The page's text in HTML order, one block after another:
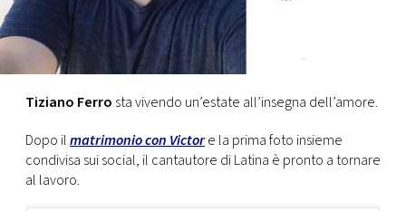
TV
PRINCIPATO
MONACO
RMC
CONSIGLIA
Tiziano Ferro sta vivendo un’estate all’insegna dell’amore.
Dopo ilmatrimonio con Victore la prima foto insieme
condivisa sui social, il cantautore di Latina è pronto a tornare
al lavoro.